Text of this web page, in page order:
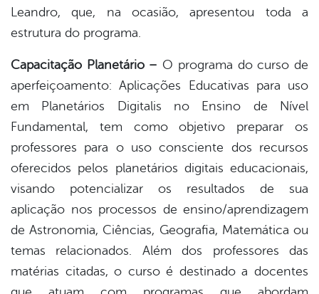
Leandro, que, na ocasião, apresentou toda a
estrutura do programa.
Capacitação Planetário – O programa do curso de
aperfeiçoamento: Aplicações Educativas para uso
em Planetários Digitalis no Ensino de Nível
Fundamental, tem como objetivo preparar os
professores para o uso consciente dos recursos
oferecidos pelos planetários digitais educacionais,
visando potencializar os resultados de sua
aplicação nos processos de ensino/aprendizagem
de Astronomia, Ciências, Geografia, Matemática ou
temas relacionados. Além dos professores das
matérias citadas, o curso é destinado a docentes